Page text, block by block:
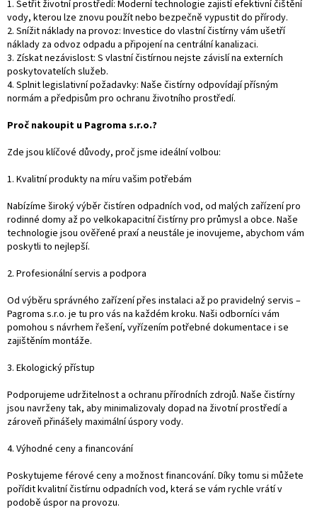
i
s
u
1. Šetřit životní prostředí: Moderní technologie zajistí efektivní čištění
vody, kterou lze znovu použít nebo bezpečně vypustit do přírody.
2. Snížit náklady na provoz: Investice do vlastní čistírny vám ušetří
náklady za odvoz odpadu a připojení na centrální kanalizaci.
3. Získat nezávislost: S vlastní čistírnou nejste závislí na externích
poskytovatelích služeb.
4. Splnit legislativní požadavky: Naše čistírny odpovídají přísným
normám a předpisům pro ochranu životního prostředí.
Proč nakoupit u Pagroma s.r.o.?
Zde jsou klíčové důvody, proč jsme ideální volbou:
1. Kvalitní produkty na míru vašim potřebám
Nabízíme široký výběr čistíren odpadních vod, od malých zařízení pro
rodinné domy až po velkokapacitní čistírny pro průmysl a obce. Naše
technologie jsou ověřené praxí a neustále je inovujeme, abychom vám
poskytli to nejlepší.
2. Profesionální servis a podpora
Od výběru správného zařízení přes instalaci až po pravidelný servis –
Pagroma s.r.o. je tu pro vás na každém kroku. Naši odborníci vám
pomohou s návrhem řešení, vyřízením potřebné dokumentace i se
zajištěním montáže.
3. Ekologický přístup
Podporujeme udržitelnost a ochranu přírodních zdrojů. Naše čistírny
jsou navrženy tak, aby minimalizovaly dopad na životní prostředí a
zároveň přinášely maximální úspory vody.
4. Výhodné ceny a financování
Poskytujeme férové ceny a možnost financování. Díky tomu si můžete
pořídit kvalitní čistírnu odpadních vod, která se vám rychle vrátí v
podobě úspor na provozu.